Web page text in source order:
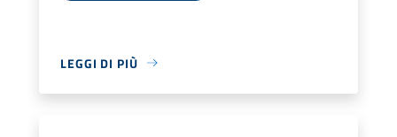
LEGGI DI PIÙ